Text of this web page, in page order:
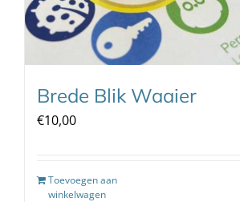
Brede Blik Waaier
€10,00
Toevoegen aan
winkelwagen